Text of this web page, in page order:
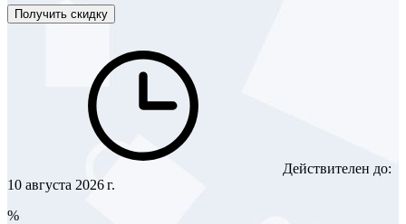
Получить скидку
Действителен до:
10 августа 2026 г.
%